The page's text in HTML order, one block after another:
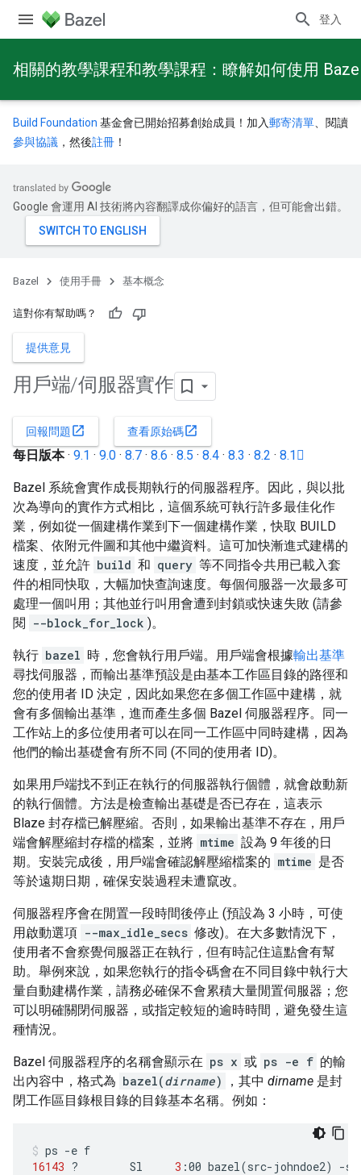
登入
相關的教學課程和教學課程：瞭解如何使用
Build Foundation 基金會已開始招募創始成員！加入郵寄清單 、閱讀
參與協議 ，然後註冊 ！
Google 會運用 AI 技術將內容翻譯成你偏好的語言，但可能會出錯。
Bazel 使用手冊 基本概念
這對你有幫助嗎？
提供意見
用戶端/伺服器實作
回報問題open_in_new 查看原始碼open_in_new
每日版本 · 9.1 · 9.0 · 8.7 · 8.6 · 8.5 · 8.4 · 8.3 · 8.2 · 8.1
Bazel 系統會實作成長期執行的伺服器程序。因此，與以批
次為導向的實作方式相比，這個系統可執行許多最佳化作
業，例如從一個建構作業到下一個建構作業，快取 BUILD
檔案、依附元件圖和其他中繼資料。這可加快漸進式建構的
速度，並允許 build 和 query 等不同指令共用已載入套
件的相同快取，大幅加快查詢速度。每個伺服器一次最多可
處理一個叫用；其他並行叫用會遭到封鎖或快速失敗 (請參
閱 --block_for_lock )。
執行 bazel 時，您會執行用戶端。用戶端會根據輸出基準
尋找伺服器，而輸出基準預設是由基本工作區目錄的路徑和
您的使用者 ID 決定，因此如果您在多個工作區中建構，就
會有多個輸出基準，進而產生多個 Bazel 伺服器程序。同一
工作站上的多位使用者可以在同一工作區中同時建構，因為
他們的輸出基礎會有所不同 (不同的使用者 ID)。
如果用戶端找不到正在執行的伺服器執行個體，就會啟動新
的執行個體。方法是檢查輸出基礎是否已存在，這表示
Blaze 封存檔已解壓縮。否則，如果輸出基準不存在，用戶
端會解壓縮封存檔的檔案，並將 mtime 設為 9 年後的日
期。安裝完成後，用戶端會確認解壓縮檔案的 mtime 是否
等於遠期日期，確保安裝過程未遭竄改。
伺服器程序會在閒置一段時間後停止 (預設為 3 小時，可使
用啟動選項 --max_idle_secs 修改)。在大多數情況下，
使用者不會察覺伺服器正在執行，但有時記住這點會有幫
助。舉例來說，如果您執行的指令碼會在不同目錄中執行大
量自動建構作業，請務必確保不會累積大量閒置伺服器；您
可以明確關閉伺服器，或指定較短的逾時時間，避免發生這
種情況。
Bazel 伺服器程序的名稱會顯示在 ps x 或 ps -e f 的輸
出內容中，格式為 bazel(dirname) ，其中 dirname 是封
閉工作區目錄根目錄的目錄基本名稱。例如：
ps -e
16143 ? Sl 3 :00 bazel(src-johndoe2) -